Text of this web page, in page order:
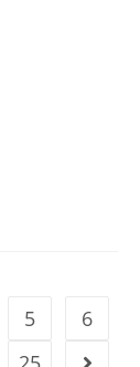
5
6